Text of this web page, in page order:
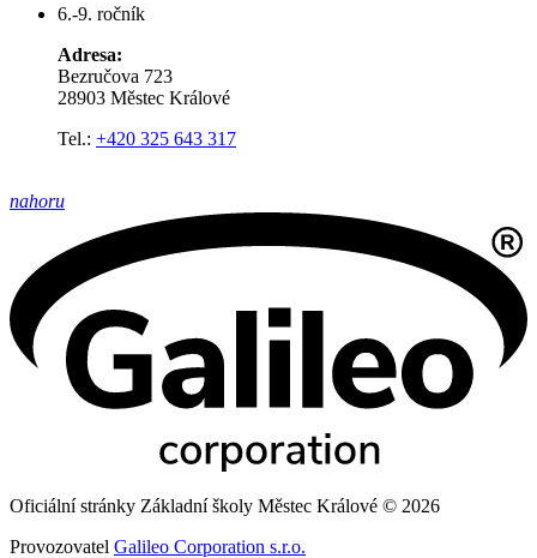
6.-9. ročník
Adresa:
Bezručova 723
28903 Městec Králové
Tel.: +420 325 643 317
nahoru
Oficiální stránky Základní školy Městec Králové © 2026
Provozovatel Galileo Corporation s.r.o.